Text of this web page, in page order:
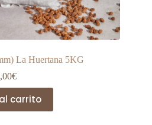
La Huertana 5KG
€
carrito